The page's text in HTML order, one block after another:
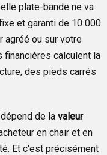
plate-bande ne va
et garanti de 10 000
agréé ou sur votre
financières calculent la
des pieds carrés
de la valeur
en chair et en
Et c'est précisément